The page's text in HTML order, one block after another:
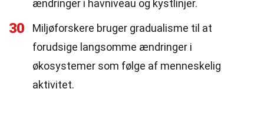
ændringer i havniveau og kystlinjer.
30
Miljøforskere bruger gradualisme til at
forudsige langsomme ændringer i
økosystemer som følge af menneskelig
aktivitet.